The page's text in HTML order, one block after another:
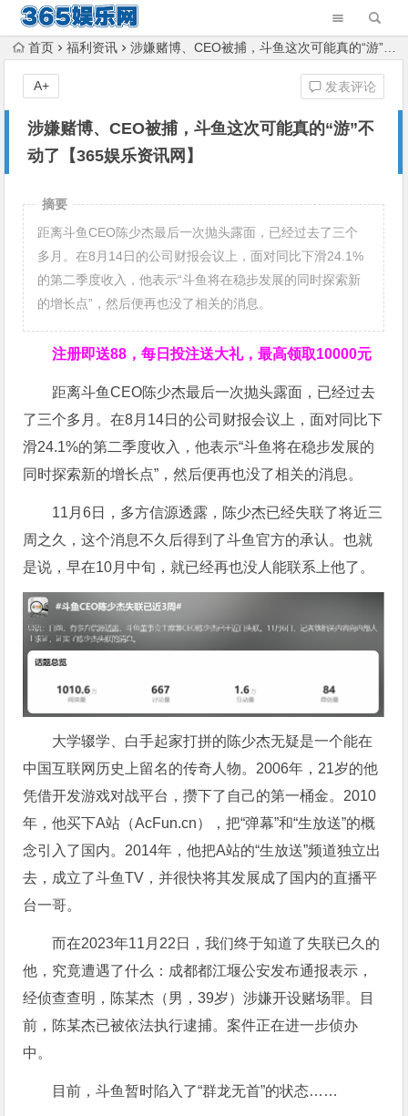
首页 福利资讯 涉嫌赌博、CEO被捕，斗鱼这次可能真的“游”不动了【365娱乐资讯网】
涉嫌赌博、CEO被捕，斗鱼这次可能真的“游”不
动了【365娱乐资讯网】
发表评论
A+
摘要
距离斗鱼CEO陈少杰最后一次抛头露面，已经过去了三个
多月。在8月14日的公司财报会议上，面对同比下滑24.1%
的第二季度收入，他表示“斗鱼将在稳步发展的同时探索新
的增长点”，然后便再也没了相关的消息。
注册即送88，每日投注送大礼，最高领取10000元
距离斗鱼CEO陈少杰最后一次抛头露面，已经过去
了三个多月。在8月14日的公司财报会议上，面对同比下
滑24.1%的第二季度收入，他表示“斗鱼将在稳步发展的
同时探索新的增长点”，然后便再也没了相关的消息。
11月6日，多方信源透露，陈少杰已经失联了将近三
周之久，这个消息不久后得到了斗鱼官方的承认。也就
是说，早在10月中旬，就已经再也没人能联系上他了。
大学辍学、白手起家打拼的陈少杰无疑是一个能在
中国互联网历史上留名的传奇人物。2006年，21岁的他
凭借开发游戏对战平台，攒下了自己的第一桶金。2010
年，他买下A站（AcFun.cn），把“弹幕”和“生放送”的概
念引入了国内。2014年，他把A站的“生放送”频道独立出
去，成立了斗鱼TV，并很快将其发展成了国内的直播平
台一哥。
而在2023年11月22日，我们终于知道了失联已久的
他，究竟遭遇了什么：成都都江堰公安发布通报表示，
经侦查查明，陈某杰（男，39岁）涉嫌开设赌场罪。目
前，陈某杰已被依法执行逮捕。案件正在进一步侦办
中。
目前，斗鱼暂时陷入了“群龙无首”的状态……